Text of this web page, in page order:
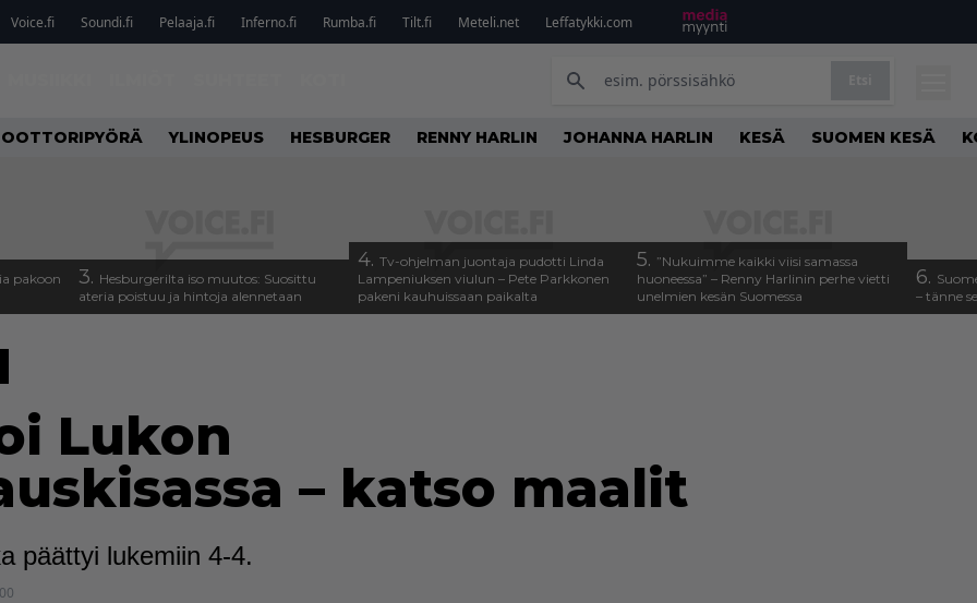
Voice.fi Soundi.fi Pelaaja.fi Inferno.fi Rumba.fi Tilt.fi Meteli.net Leffatykki.com
YLINOPEUS HESBURGER RENNY HARLIN JOHANNA HARLIN KESÄ SUOMEN KESÄ
pakoon 3. Hesburgerilta iso muutos: Suosittu
ateria poistuu ja hintoja alennetaan
4. Tv-ohjelman juontaja pudotti Linda
Lampeniuksen viulun – Pete Parkkonen
pakeni kauhuissaan paikalta
5. ”Nukuimme kaikki viisi samassa
huoneessa” – Renny Harlinin perhe vietti
unelmien kesän Suomessa
6.
– tänne
Lukon
– katso maalit
päättyi lukemiin 4-4.